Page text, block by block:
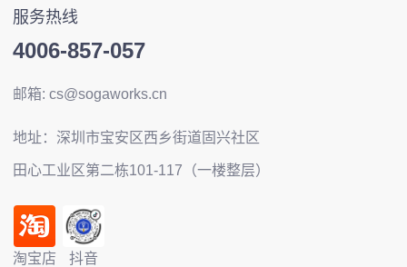
服务热线
4006-857-057
邮箱: cs@sogaworks.cn
地址：深圳市宝安区西乡街道固兴社区
田心工业区第二栋101-117（一楼整层）
淘宝店 抖音